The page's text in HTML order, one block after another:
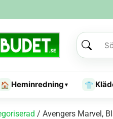
🏠 Heminredning ▾ 👕
/ Avengers Marvel,